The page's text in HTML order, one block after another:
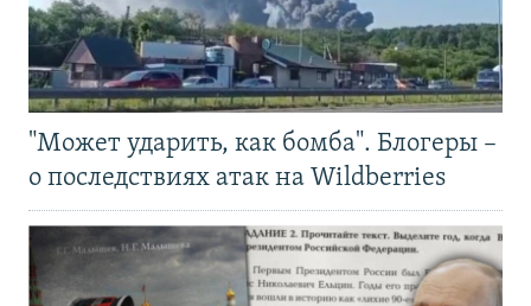
"Может ударить, как бомба". Блогеры –
о последствиях атак на Wildberries